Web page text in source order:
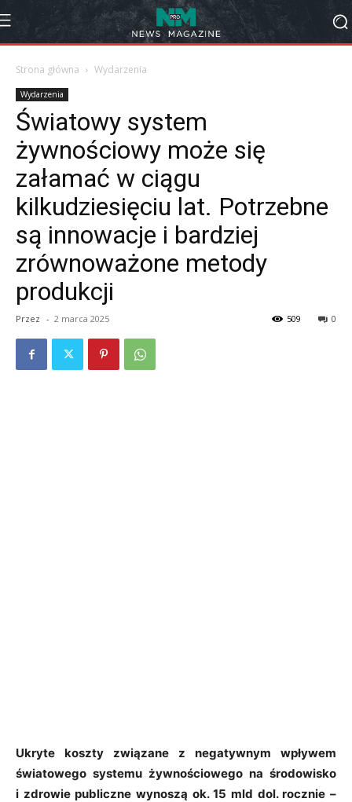
Strona główna Wydarzenia
Wydarzenia
Światowy system
żywnościowy może się
załamać w ciągu
kilkudziesięciu lat. Potrzebne
są innowacje i bardziej
zrównoważone metody
produkcji
Przez - 2 marca 2025 0
509
Ukryte koszty związane z negatywnym wpływem
światowego systemu żywnościowego na środowisko
i zdrowie publiczne wynoszą ok. 15 mld dol. rocznie –